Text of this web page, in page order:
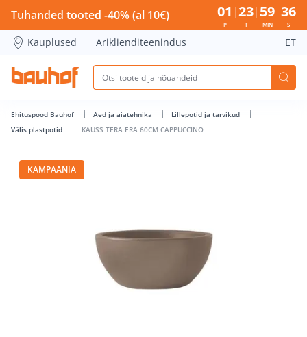
KAUSS TERA ERA 60CM CAPPUCCINO - Bauhof has loaded
Tuhanded tooted -40% (al 10€) 01
P
23
T
59
MIN
35
S
Kauplused Äriklienditeenindus ET
Ehituspood Bauhof Aed ja aiatehnika
Lillepotid ja tarvikud
Välis plastpotid
KAUSS TERA ERA 60CM CAPPUCCINO
KAMPAANIA